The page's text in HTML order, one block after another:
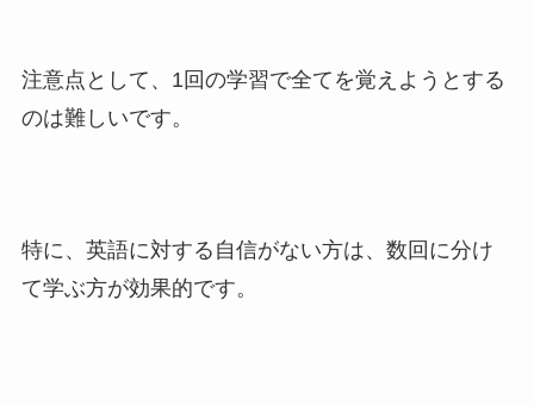
注意点として、1回の学習で全てを覚えようとする
のは難しいです。
特に、英語に対する自信がない方は、数回に分け
て学ぶ方が効果的です。